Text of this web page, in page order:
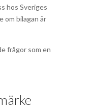
hos Sveriges
om bilagan är
frågor som en